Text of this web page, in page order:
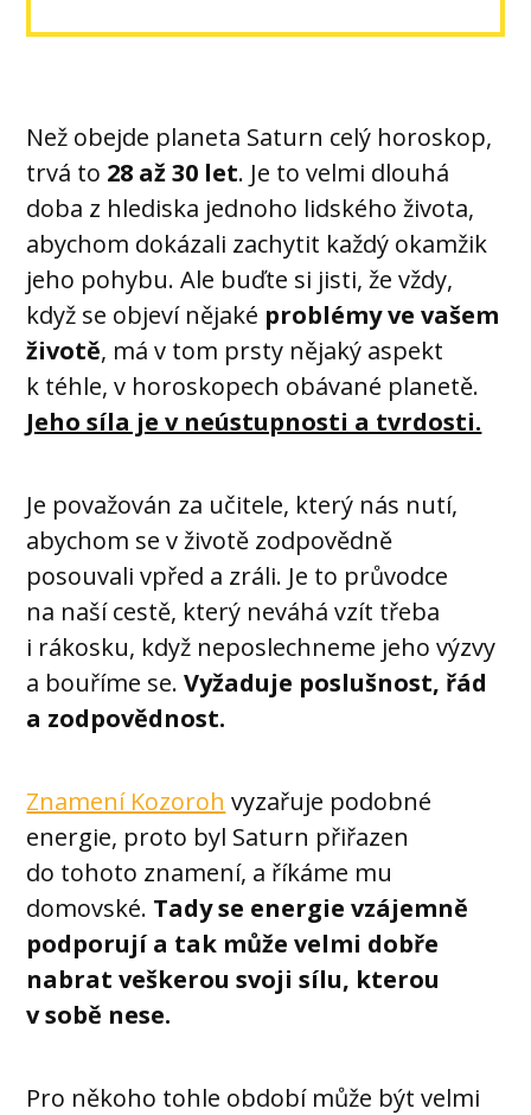
Než obejde planeta Saturn celý horoskop,
trvá to 28 až 30 let. Je to velmi dlouhá
doba z hlediska jednoho lidského života,
abychom dokázali zachytit každý okamžik
jeho pohybu. Ale buďte si jisti, že vždy,
když se objeví nějaké problémy ve vašem
životě, má v tom prsty nějaký aspekt
k téhle, v horoskopech obávané planetě.
Jeho síla je v neústupnosti a tvrdosti.
Je považován za učitele, který nás nutí,
abychom se v životě zodpovědně
posouvali vpřed a zráli. Je to průvodce
na naší cestě, který neváhá vzít třeba
i rákosku, když neposlechneme jeho výzvy
a bouříme se.Vyžaduje poslušnost, řád
a zodpovědnost.
Znamení Kozoroh vyzařuje podobné
energie, proto byl Saturn přiřazen
do tohoto znamení, a říkáme mu
domovské. Tady se energie vzájemně
podporují a tak může velmi dobře
nabrat veškerou svoji sílu, kterou
v sobě nese.
Pro někoho tohle období může být velmi